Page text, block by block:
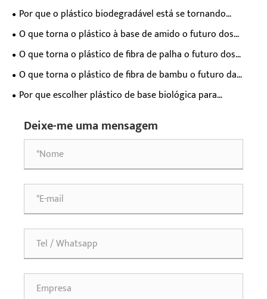
remodelando o futuro dos materiais?
Por que o plástico biodegradável está se tornando
essencial para a indústria moderna?
O que torna o plástico à base de amido o futuro dos
materiais sustentáveis?
O que torna o plástico de fibra de palha o futuro dos
materiais ecológicos?
O que torna o plástico de fibra de bambu o futuro da
inovação de materiais sustentáveis?
Por que escolher plástico de base biológica para
Deixe-me uma mensagem